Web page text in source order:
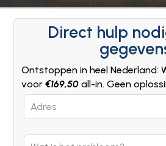
Direct hulp
Ontstoppen in heel Nederland:
voor€169,50 all-in. Geen
Leave
this
blank